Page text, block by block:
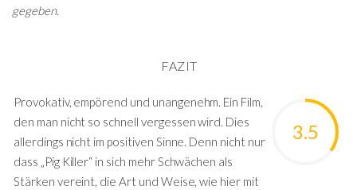
gegeben.
FAZIT
3.5
Provokativ, empörend und unangenehm. Ein Film,
den man nicht so schnell vergessen wird. Dies
allerdings nicht im positiven Sinne. Denn nicht nur
dass „Pig Killer“ in sich mehr Schwächen als
Stärken vereint, die Art und Weise, wie hier mit